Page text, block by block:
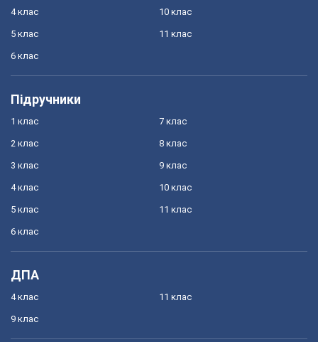
4 клас
5 клас
6 клас
10 клас
11 клас
Підручники
1 клас
2 клас
3 клас
4 клас
5 клас
6 клас
7 клас
8 клас
9 клас
10 клас
11 клас
ДПА
4 клас
9 клас
11 клас